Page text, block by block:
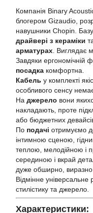
Компанія Binary
блогером Gizaudio,
навушники Chopin.
драйвері з кераміки
арматурах . Виглядає
Завдяки ергономічній
посадка комфортна.
Кабель у комплекті
особливого сенсу
На джерело вони
накладають, проте
або бюджетних
По подачі отримуємо
інтимною сценою,
теплою, мелодійною і
серединою і вкрай
дуже обширно, виразно
Відмінне
стилістику та джерело.
Характеристики: